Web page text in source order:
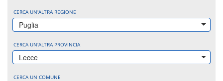
CERCA UN'ALTRA REGIONE
Puglia
CERCA UN'ALTRA PROVINCIA
Lecce
CERCA UN COMUNE